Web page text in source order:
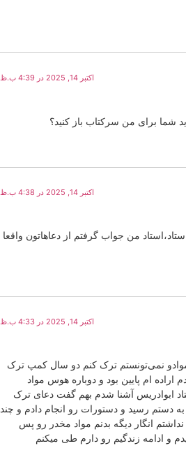
اکتبر 14, 2025 در 4:39 ب.ظ
شما برای من سرکتاب باز کنید؟
اکتبر 14, 2025 در 4:38 ب.ظ
من جواب گرفتم از دعاهاتون واقعا
اکتبر 14, 2025 در 4:33 ب.ظ
موادو نمی‌تونستم ترک کنم دو سال کمپ ترک
ام پایین بود و دوباره هوس مواد
ابوادریس آشنا شدم بهم گفت دعای ترک
به دستم رسید و دستورات رو انجام دادم و چند
انگار دیگه بدنم مواد مخدر رو پس
و ادامه زندگیم رو دارم طی میکنم